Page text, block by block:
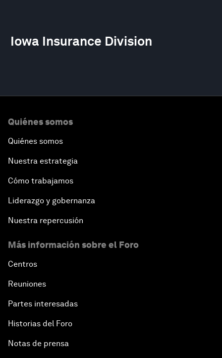
Iowa Insurance Division
Quiénes somos
Quiénes somos
Nuestra estrategia
Cómo trabajamos
Liderazgo y gobernanza
Nuestra repercusión
Más información sobre el Foro
Centros
Reuniones
Partes interesadas
Historias del Foro
Notas de prensa